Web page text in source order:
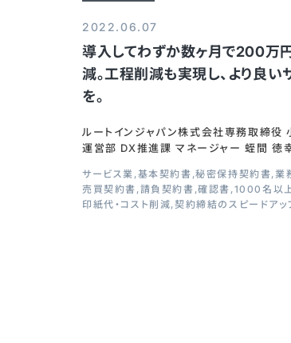
2022.06.07
導入してわずか数ヶ月で200万
減。工程削減も実現し、より良い
を。
ルートインジャパン株式会社専務取締役
運営部 DX推進課 マネージャー 蛭間 徳
サービス業 基本契約書 秘密保持契約書 業
売買契約書 請負契約書 確認書 1000名以
印紙代・コスト削減 契約締結のスピードアッ